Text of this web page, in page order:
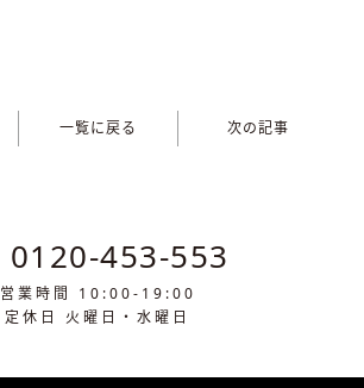
一覧に戻る 次の記事
0120-453-553
営業時間 10:00-19:00
定休日 火曜日・水曜日